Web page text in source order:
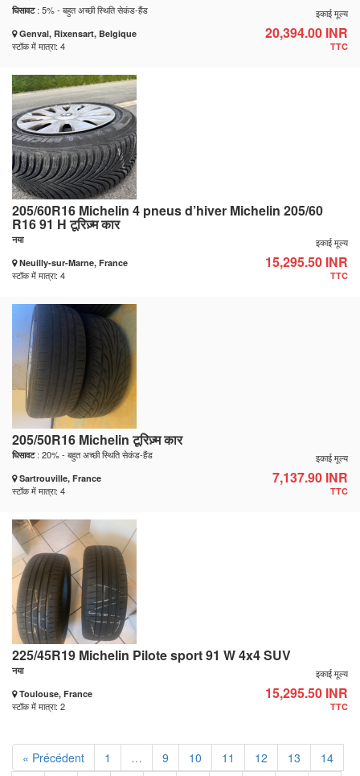
घिसावट: 5% - बहुत अच्छी स्थिति सेकंड-हैंड
Genval, Rixensart, Belgique
स्टॉक में मात्रा: 4
इकाई मूल्य
20,394.00 INR
TTC
205/60R16 Michelin 4 pneus d’hiver Michelin 205/60
R16 91 H टूरिज़्म कार
नया
Neuilly-sur-Marne, France
स्टॉक में मात्रा: 4
इकाई मूल्य
15,295.50 INR
TTC
205/50R16 Michelin टूरिज़्म कार
घिसावट: 20% - बहुत अच्छी स्थिति सेकंड-हैंड
Sartrouville, France
स्टॉक में मात्रा: 4
इकाई मूल्य
7,137.90 INR
TTC
225/45R19 Michelin Pilote sport 91 W 4x4 SUV
नया
Toulouse, France
स्टॉक में मात्रा: 2
इकाई मूल्य
15,295.50 INR
TTC
« Précédent 1 … 9 10 11 12 13
14